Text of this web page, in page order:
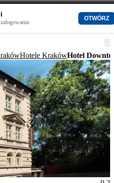
OTWÓRZ
Hotele KrakówHotel